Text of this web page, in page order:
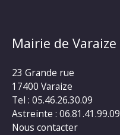
Mairie de Varaize
23 Grande rue
17400 Varaize
Tel : 05.46.26.30.09
Astreinte : 06.81.41.99.09
Nous contacter